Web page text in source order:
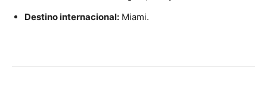
Destino internacional: Miami.